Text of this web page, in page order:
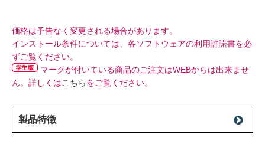
価格は予告なく変更される場合があります。
インストール条件については、各ソフトウェアの利用許諾書を必
ずご覧ください。
マークが付いている商品のご注文はWEBからは出来ませ
ん。詳しくはこちらをご覧ください。
製品特徴